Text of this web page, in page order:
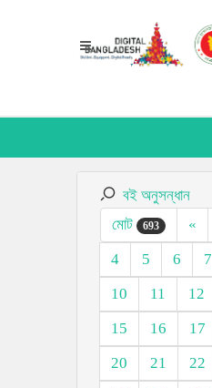
বই অনুসন্ধান
মোট
693 «
4
5 6 7
10
11 12
15
16 17
20
21 22